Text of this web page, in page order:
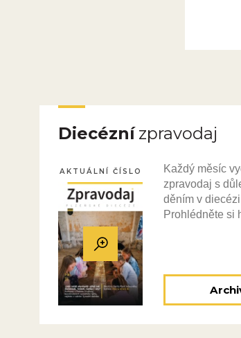
Diecéznízpravodaj
AKTUÁLNÍ ČÍSLO
Každý měsíc
zpravodaj s
děním v
Prohlédněte si